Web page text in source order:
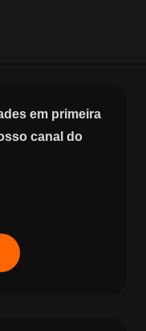
em primeira
canal do